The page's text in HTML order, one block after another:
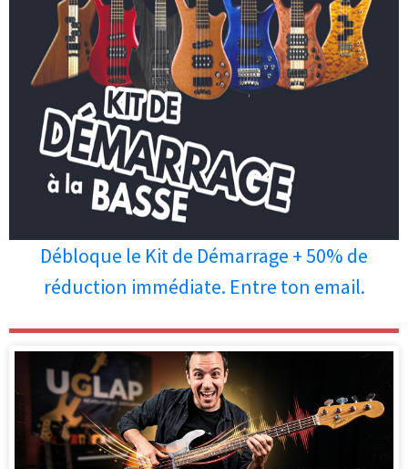
Débloque le Kit de Démarrage + 50% de
réduction immédiate. Entre ton email.
Les personnes qui ont lu cet article
ont aussi apprécié les articles ci-
dessous.